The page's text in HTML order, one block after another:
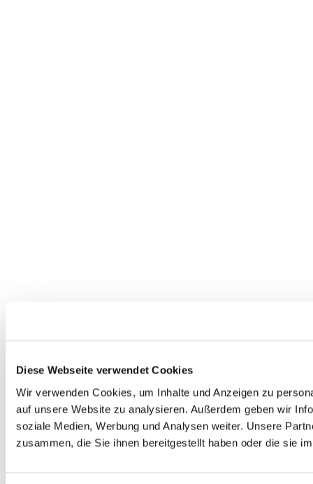
Diese Webseite verwendet Cookies
Wir verwenden Cookies, um Inhalte und Anzeigen zu
auf unsere Website zu analysieren. Außerdem geben wir
soziale Medien, Werbung und Analysen weiter. Unsere
zusammen, die Sie ihnen bereitgestellt haben oder die sie